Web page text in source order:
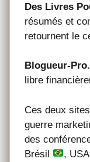
Des Livres
résumés et
retournent le
Blogueur-
libre
Ces deux
guerre
des
Brésil
, USA